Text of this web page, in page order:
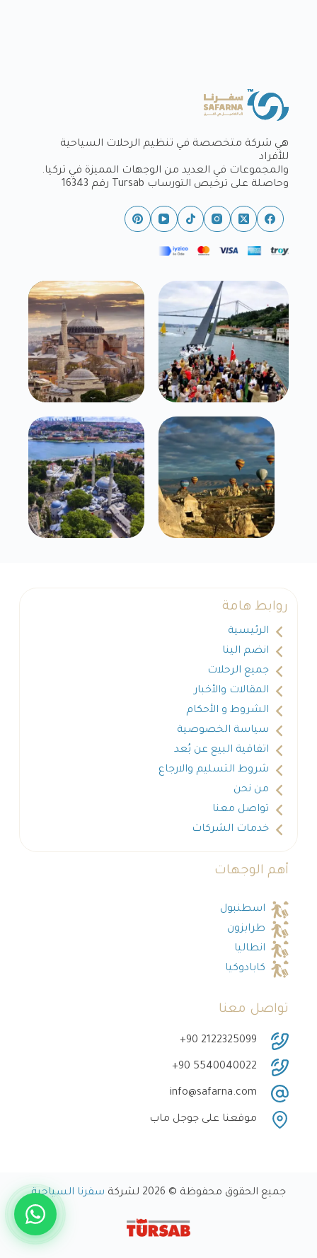
هي شركة متخصصة في تنظيم الرحلات السياحية
للأفراد
والمجموعات في العديد من الوجهات المميزة في تركيا.
وحاصلة على ترخيص التورساب Tursab رقم 16343
روابط هامة
الرئيسية
انضم الينا
جميع الرحلات
المقالات والأخبار
الشروط و الأحكام
سياسة الخصوصية
اتفاقية البيع عن بُعد
شروط التسليم والارجاع
من نحن
تواصل معنا
خدمات الشركات
أهم الوجهات
اسطنبول
طرابزون
انطاليا
كابادوكيا
تواصل معنا
‎+90 2122325099
‎+90 5540040022
info@safarna.com
موقعنا على جوجل ماب
جميع الحقوق محفوظة © 2026 لشركة سفرنا السياحية